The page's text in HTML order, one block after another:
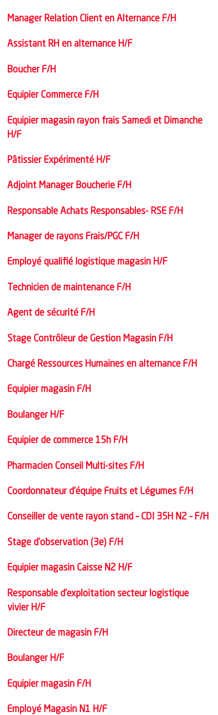
Manager Relation Client en Alternance F/H
Assistant RH en alternance H/F
Boucher F/H
Equipier Commerce F/H
Equipier magasin rayon frais Samedi et Dimanche
H/F
Pâtissier Expérimenté H/F
Adjoint Manager Boucherie F/H
Responsable Achats Responsables- RSE F/H
Manager de rayons Frais/PGC F/H
Employé qualifié logistique magasin H/F
Technicien de maintenance F/H
Agent de sécurité F/H
Stage Contrôleur de Gestion Magasin F/H
Chargé Ressources Humaines en alternance F/H
Equipier magasin F/H
Boulanger H/F
Equipier de commerce 15h F/H
Pharmacien Conseil Multi-sites F/H
Coordonnateur d’équipe Fruits et Légumes F/H
Conseiller de vente rayon stand – CDI 35H N2 – F/H
Stage d’observation (3e) F/H
Equipier magasin Caisse N2 H/F
Responsable d’exploitation secteur logistique
vivier H/F
Directeur de magasin F/H
Boulanger H/F
Equipier magasin F/H
Employé Magasin N1 H/F